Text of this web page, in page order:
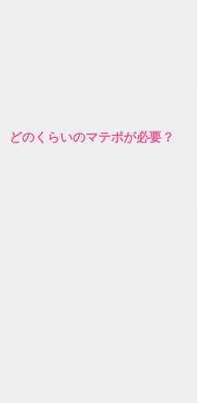
どのくらいのマテポが必要？